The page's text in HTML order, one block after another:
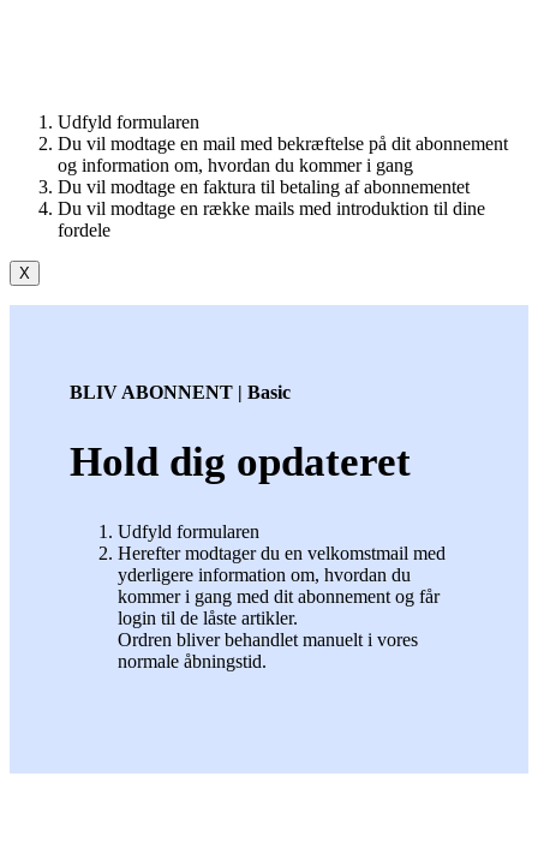
Udfyld formularen
Du vil modtage en mail med bekræftelse på dit abonnement
og information om, hvordan du kommer i gang
Du vil modtage en faktura til betaling af abonnementet
Du vil modtage en række mails med introduktion til dine
fordele
X
BLIV ABONNENT | Basic
Hold dig opdateret
Udfyld formularen
Herefter modtager du en velkomstmail med
yderligere information om, hvordan du
kommer i gang med dit abonnement og får
login til de låste artikler.
Ordren bliver behandlet manuelt i vores
normale åbningstid.